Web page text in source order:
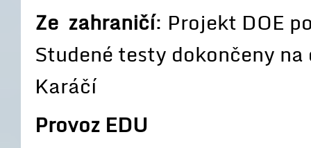
Ze zahraničí: Projekt DOE
Studené testy dokončeny
Karáčí
Provoz EDU